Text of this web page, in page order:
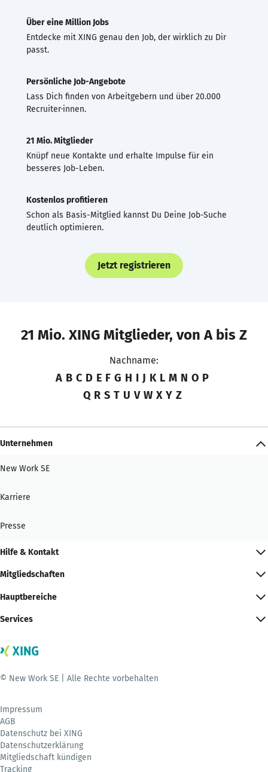
Über eine Million Jobs
Entdecke mit XING genau den Job, der wirklich zu Dir
passt.
Persönliche Job-Angebote
Lass Dich finden von Arbeitgebern und über 20.000
Recruiter·innen.
21 Mio. Mitglieder
Knüpf neue Kontakte und erhalte Impulse für ein
besseres Job-Leben.
Kostenlos profitieren
Schon als Basis-Mitglied kannst Du Deine Job-Suche
deutlich optimieren.
Jetzt registrieren
21 Mio. XING Mitglieder, von A bis Z
Nachname:
A B C D E F G H I J K L M N O P
Q R S T U V W X Y Z
Unternehmen
New Work SE
Karriere
Presse
Hilfe & Kontakt
Mitgliedschaften
Hauptbereiche
Services
© New Work SE | Alle Rechte vorbehalten
Impressum
AGB
Datenschutz bei XING
Datenschutzerklärung
Mitgliedschaft kündigen
Tracking